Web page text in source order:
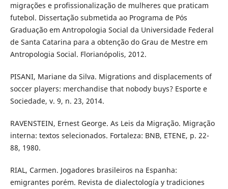
migrações e profissionalização de mulheres que praticam
futebol. Dissertação submetida ao Programa de Pós
Graduação em Antropologia Social da Universidade Federal
de Santa Catarina para a obtenção do Grau de Mestre em
Antropologia Social. Florianópolis, 2012.
PISANI, Mariane da Silva. Migrations and displacements of
soccer players: merchandise that nobody buys? Esporte e
Sociedade, v. 9, n. 23, 2014.
RAVENSTEIN, Ernest George. As Leis da Migração. Migração
interna: textos selecionados. Fortaleza: BNB, ETENE, p. 22-
88, 1980.
RIAL, Carmen. Jogadores brasileiros na Espanha:
emigrantes porém. Revista de dialectología y tradiciones